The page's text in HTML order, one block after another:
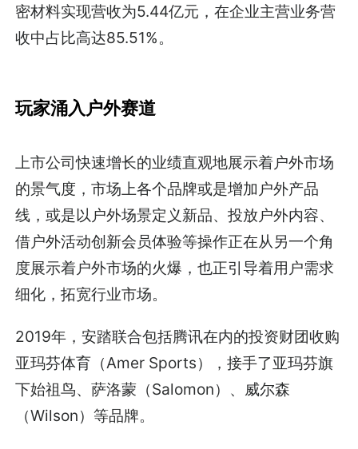
密材料实现营收为5.44亿元，在企业主营业务营
收中占比高达85.51%。
玩家涌入户外赛道
上市公司快速增长的业绩直观地展示着户外市场
的景气度，市场上各个品牌或是增加户外产品
线，或是以户外场景定义新品、投放户外内容、
借户外活动创新会员体验等操作正在从另一个角
度展示着户外市场的火爆，也正引导着用户需求
细化，拓宽行业市场。
2019年，安踏联合包括腾讯在内的投资财团收购
亚玛芬体育（Amer Sports），接手了亚玛芬旗
下始祖鸟、萨洛蒙（Salomon）、威尔森
（Wilson）等品牌。